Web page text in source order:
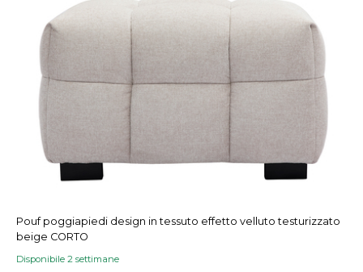
Pouf poggiapiedi design in tessuto effetto velluto testurizzato
beige CORTO
Disponibile 2 settimane